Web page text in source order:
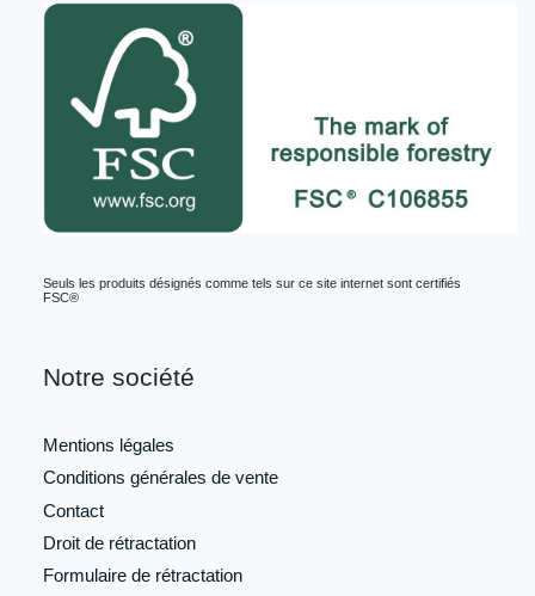
Seuls les produits désignés comme tels sur ce site internet sont certifiés
FSC®
Notre société
Mentions légales
Conditions générales de vente
Contact
Droit de rétractation
Formulaire de rétractation